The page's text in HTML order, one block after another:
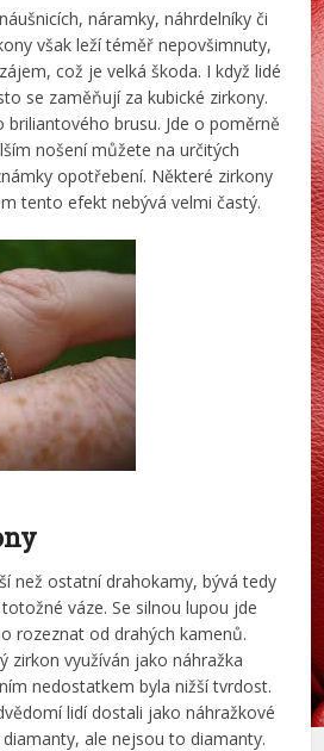
náramky, náhrdelníky či
však leží téměř nepovšimnuty,
což je velká škoda. I když lidé
se zaměňují za kubické zirkony.
brusu. Jde o poměrně
nošení můžete na určitých
opotřebení. Některé zirkony
tento efekt nebývá velmi častý.
než ostatní drahokamy, bývá tedy
váze. Se silnou lupou jde
rozeznat od drahých kamenů.
zirkon využíván jako náhražka
nedostatkem byla nižší tvrdost.
lidí dostali jako náhražkové
ale nejsou to diamanty.